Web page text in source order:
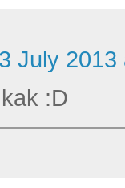
July 2013
:D